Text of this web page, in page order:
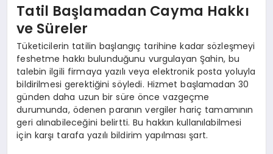
Tatil Başlamadan Cayma Hakkı
ve Süreler
Tüketicilerin tatilin başlangıç tarihine kadar sözleşmeyi
feshetme hakkı bulunduğunu vurgulayan Şahin, bu
talebin ilgili firmaya yazılı veya elektronik posta yoluyla
bildirilmesi gerektiğini söyledi. Hizmet başlamadan 30
günden daha uzun bir süre önce vazgeçme
durumunda, ödenen paranın vergiler hariç tamamının
geri alınabileceğini belirtti. Bu hakkın kullanılabilmesi
için karşı tarafa yazılı bildirim yapılması şart.